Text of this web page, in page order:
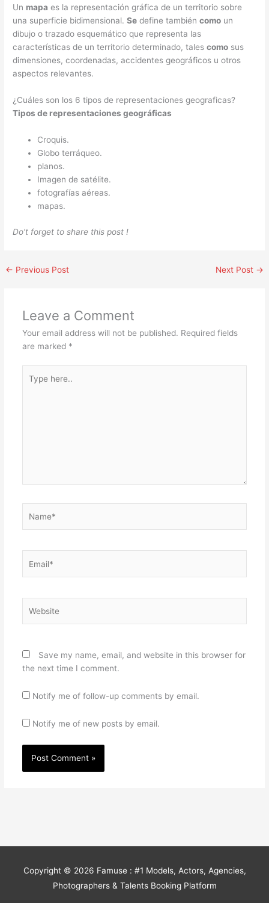
Un mapa es la representación gráfica de un territorio sobre
una superficie bidimensional.Se define tambiéncomo un
dibujo o trazado esquemático que representa las
características de un territorio determinado, talescomo sus
dimensiones, coordenadas, accidentes geográficos u otros
aspectos relevantes.
¿Cuáles son los 6 tipos de representaciones geograficas?
Tipos de representaciones geográficas
Croquis.
Globo terráqueo.
planos.
Imagen de satélite.
fotografías aéreas.
mapas.
Do’t forget to share this post !
← Previous Post Next Post →
Leave a Comment
Your email address will not be published. Required fields
are marked *
here..
Save my name, email, and website in this browser for
the next time I comment.
Notify me of follow-up comments by email.
Notify me of new posts by email.
Copyright © 2026 Famuse : #1 Models, Actors, Agencies,
Photographers & Talents Booking Platform